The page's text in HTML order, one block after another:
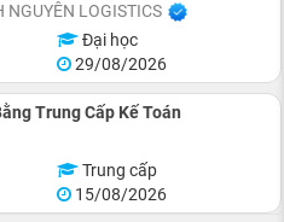
NGUYÊN LOGISTICS
Đại học
29/08/2026
Trung Cấp Kế Toán
Trung cấp
15/08/2026